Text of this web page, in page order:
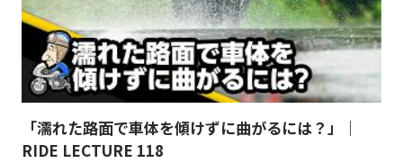
「濡れた路面で車体を傾けずに曲がるには？」｜
RIDE LECTURE 118